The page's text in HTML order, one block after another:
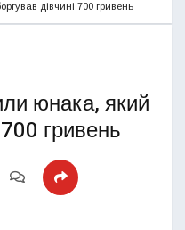
дівчині 700 гривень
юнака, який
гривень